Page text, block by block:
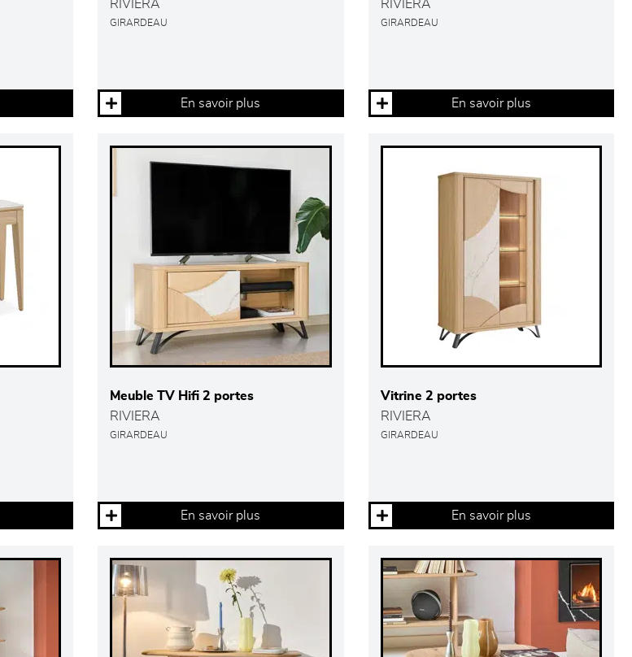
RIVIERA
GIRARDEAU
En savoir plus
RIVIERA
GIRARDEAU
En savoir plus
Meuble TV Hifi 2 portes
RIVIERA
GIRARDEAU
En savoir plus
Vitrine 2 portes
RIVIERA
GIRARDEAU
En savoir plus